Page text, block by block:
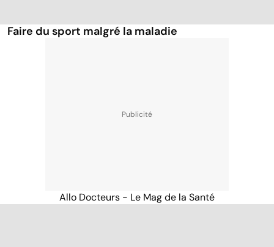
Faire du sport malgré la maladie
Allo Docteurs - Le Mag de la Santé